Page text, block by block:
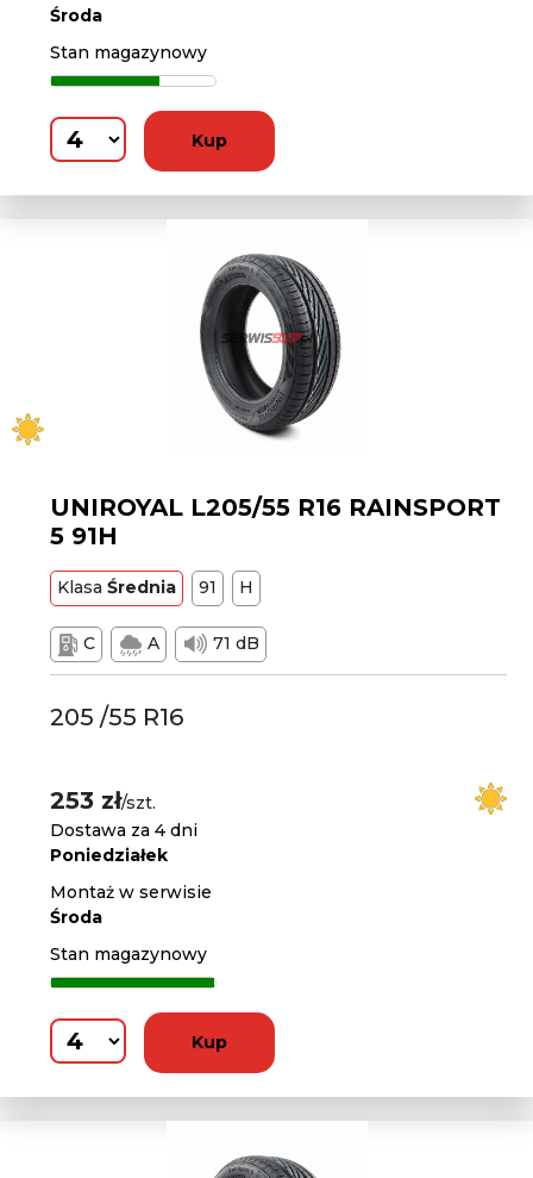
Środa
Stan magazynowy
Kup
UNIROYAL L205/55 R16 RAINSPORT
5 91H
KlasaŚrednia 91 H
C A 71 dB
205 /55 R16
253 zł/szt.
Dostawa za 4 dni
Poniedziałek
Montaż w serwisie
Środa
Stan magazynowy
Kup